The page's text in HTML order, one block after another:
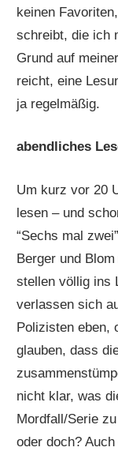
keinen
schreibt, die ich
Grund auf
reicht, eine
ja regelmäßig.
abendliches
Um kurz vor 20
lesen – und
“Sechs mal
Berger und
stellen völlig ins
verlassen sich
Polizisten eben,
glauben, dass
nicht klar, was
Mordfall/Serie
oder doch?